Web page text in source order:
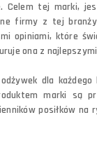
Celem tej marki,
firmy z tej
opiniami, które
ona z
dla
marki są
posiłków na